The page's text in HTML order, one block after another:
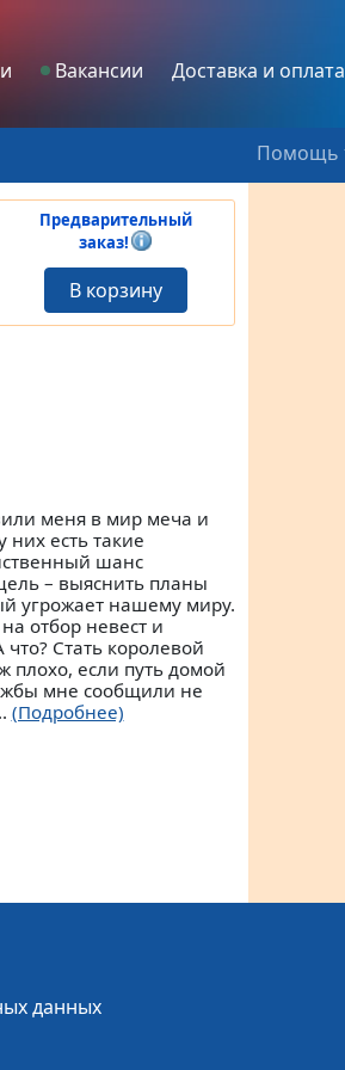
Вакансии
Доставка и оплата
Помощь
Предварительный
заказ!
В корзину
меня в мир меча и
них есть такие
шанс
– выяснить планы
угрожает нашему миру.
отбор невест и
Стать королевой
плохо, если путь домой
мне сообщили не
(Подробнее)
данных